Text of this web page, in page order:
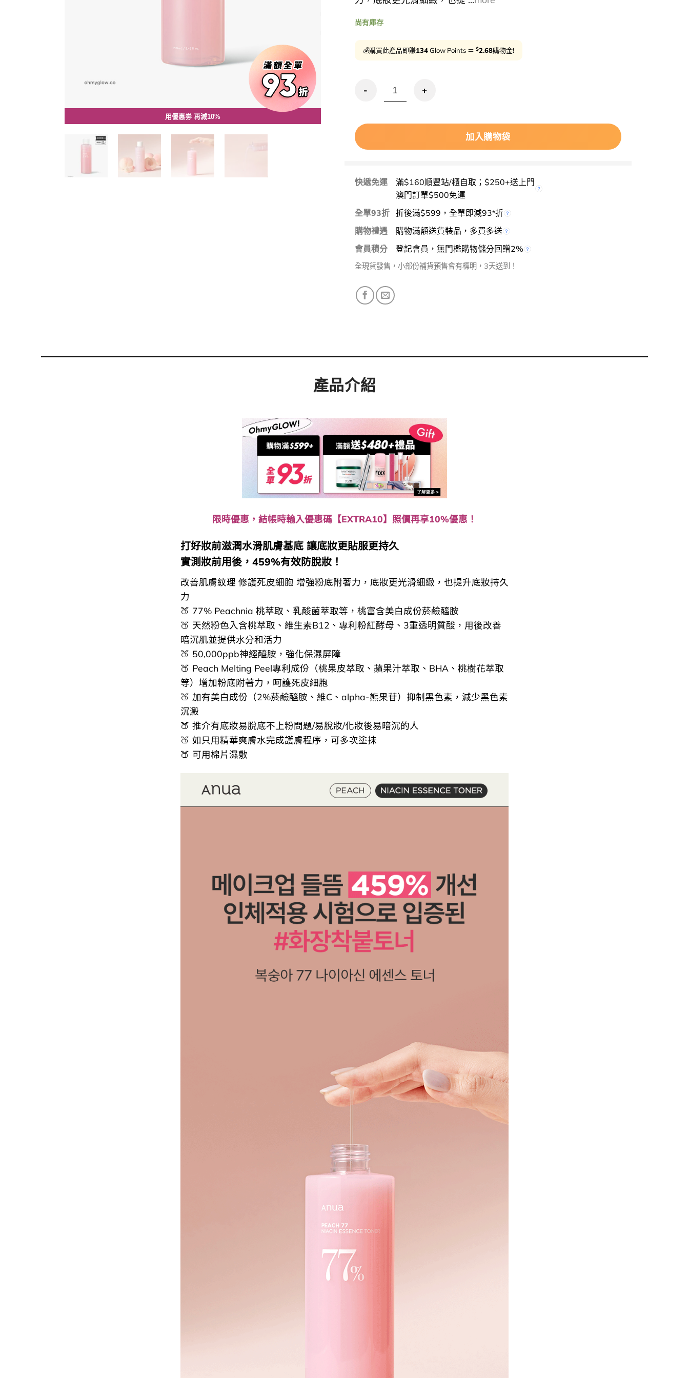
用優惠劵 再減10%
尚有庫存
💰購買此產品即賺134Glow Points ＝ $2.68購物金!
優惠碼再9折!妝前Toner防脫妝！ANUA Peach 77% Naicin Essence Toner 🍑保濕提亮
加入購物袋
快遞免運
滿$160順豐站/櫃自取；$250+送上門
澳門訂單$500免運
全單93折 折後滿$599，全單即減93*折
購物禮遇
購物滿額送貨裝品，多買多送
會員積分
登記會員，無門檻購物儲分回贈2%
全現貨發售，小部份補貨預售會有標明，3天送到！
產品介紹
限時優惠，結帳時輸入優惠碼【EXTRA10】照價再享10%優惠！
打好妝前滋潤水滑肌膚基底 讓底妝更貼服更持久
實測妝前用後，459%有效防脫妝！
改善肌膚紋理 修護死皮細胞 增強粉底附著力，底妝更光滑細緻，也提升底妝持久
力
🍑 77% Peachnia 桃萃取、乳酸菌萃取等，桃富含美白成份菸鹼醯胺
🍑 天然粉色入含桃萃取、維生素B12、專利粉紅酵母、3重透明質酸，用後改善
暗沉肌並提供水分和活力
🍑 50,000ppb神經醯胺，強化保濕屏障
🍑 Peach Melting Peel專利成份（桃果皮萃取、蘋果汁萃取、BHA、桃樹花萃取
等）增加粉底附著力，呵護死皮細胞
🍑 加有美白成份（2%菸鹼醯胺、維C、alpha-熊果苷）抑制黑色素，減少黑色素
沉澱
🍑 推介有底妝易脫底不上粉問題/易脫妝/化妝後易暗沉的人
🍑 如只用精華爽膚水完成護膚程序，可多次塗抹
🍑 可用棉片濕敷